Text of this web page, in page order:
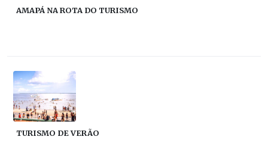
AMAPÁ NA ROTA DO TURISMO
TURISMO DE VERÃO